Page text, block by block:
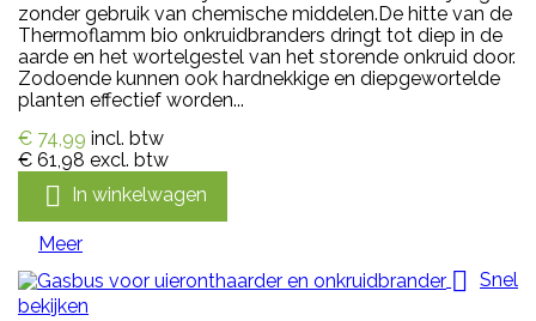
zonder gebruik van chemische middelen.De hitte van de
Thermoflamm bio onkruidbranders dringt tot diep in de
aarde en het wortelgestel van het storende onkruid door.
Zodoende kunnen ook hardnekkige en diepgewortelde
planten effectief worden...
€ 74,99 incl. btw
€ 61,98 excl. btw
 In winkelwagen
Meer
 Snel
bekijken